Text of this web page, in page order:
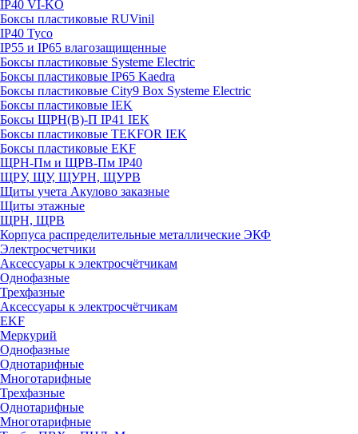
IP40 VI-KO
Боксы пластиковые RUVinil
IP40 Тусо
IP55 и IP65 влагозащищенные
Боксы пластиковые Systeme Electric
Боксы пластиковые IP65 Kaedra
Боксы пластиковые City9 Box Systeme Electric
Боксы пластиковые IEK
Боксы ЩРН(В)-П IP41 IEK
Боксы пластиковые TEKFOR IEK
Боксы пластиковые EKF
ЩРН-Пм и ЩРВ-Пм IP40
ЩРУ, ЩУ, ЩУРН, ЩУРВ
Щиты учета Акулово заказные
Щиты этажные
ЩРН, ЩРВ
Корпуса распределительные металлические ЭКФ
Электросчетчики
Аксессуары к электросчётчикам
Однофазные
Трехфазные
Аксессуары к электросчётчикам
EKF
Меркурий
Однофазные
Однотарифные
Многотарифные
Трехфазные
Однотарифные
Многотарифные